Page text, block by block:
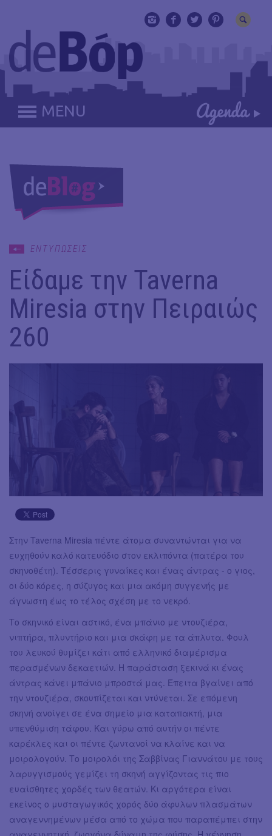
MENU
ΕΝΤΥΠΩΣΕΙΣ
Είδαμε την Taverna
Miresia στην Πειραιώς
260
Στην Taverna Miresia πέντε άτομα συναντώνται για να
ευχηθούν καλό κατευόδιο στον εκλιπόντα (πατέρα του
σκηνοθέτη). Τέσσερις γυναίκες και ένας άντρας - ο γιος,
οι δύο κόρες, η σύζυγος και μια ακόμη συγγενής με
άγνωστη έως το τέλος σχέση με το νεκρό.
Το σκηνικό είναι αστικό, ένα μπάνιο με ντουζιέρα,
νιπτήρα, πλυντήριο και μια σκάφη με τα άπλυτα. Φουλ
του λευκού θυμίζει κάτι από ελληνικό διαμέρισμα
περασμένων δεκαετιών. Η παράσταση ξεκινά κι ένας
άντρας κάνει μπάνιο μπροστά μας. Έπειτα βγαίνει από
την ντουζιέρα, σκουπίζεται και ντύνεται. Σε επόμενη
σκηνή ανοίγει σε ένα σημείο μια καταπακτή, μια
υπενθύμιση τάφου. Και γύρω από αυτήν οι πέντε
καρέκλες και οι πέντε ζωντανοί να κλαίνε και να
μοιρολογούν. Το μοιρολόι της Σαββίνας Γιαννάτου με τους
λαρυγγισμούς γεμίζει τη σκηνή αγγίζοντας τις πιο
ευαίσθητες χορδές των θεατών. Κι αργότερα είναι
εκείνος ο μυσταγωγικός χορός δύο άφυλων πλασμάτων
αναγεννημένων μέσα από το χώμα που παραπέμπει στην